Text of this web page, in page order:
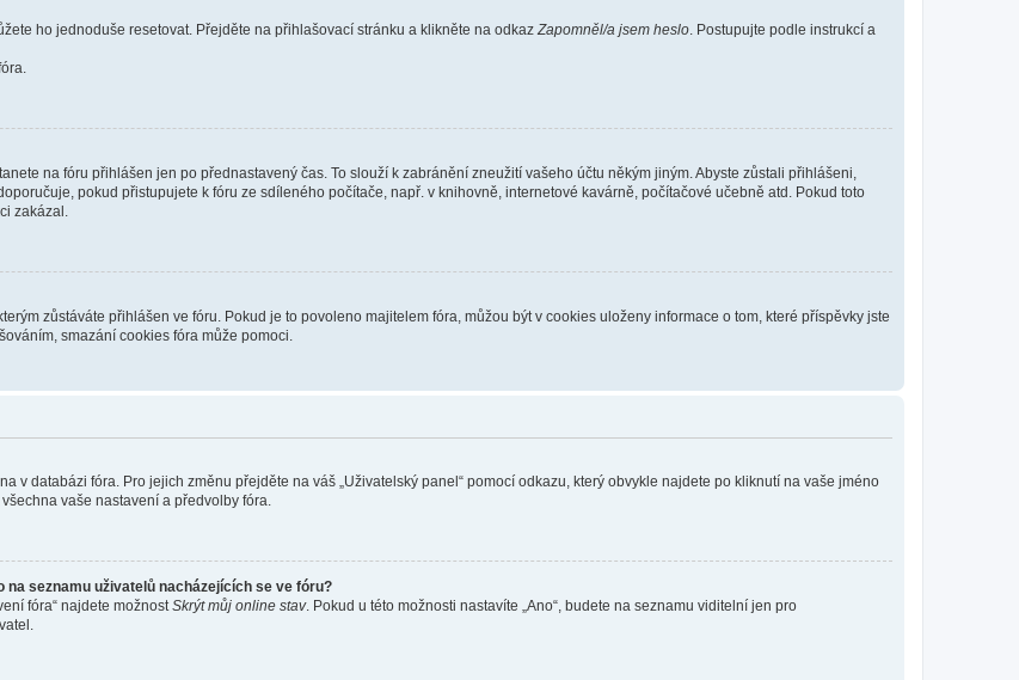
ho jednoduše resetovat. Přejděte na přihlašovací stránku a klikněte na odkaz Zapomněl/a jsem heslo . Postupujte podle instrukcí a
na fóru přihlášen jen po přednastavený čas. To slouží k zabránění zneužití vašeho účtu někým jiným. Abyste zůstali přihlášeni,
pokud přistupujete k fóru ze sdíleného počítače, např. v knihovně, internetové kavárně, počítačové učebně atd. Pokud toto
zakázal.
zůstáváte přihlášen ve fóru. Pokud je to povoleno majitelem fóra, můžou být v cookies uloženy informace o tom, které příspěvky jste
smazání cookies fóra může pomoci.
v databázi fóra. Pro jejich změnu přejděte na váš „Uživatelský panel“ pomocí odkazu, který obvykle najdete po kliknutí na vaše jméno
vaše nastavení a předvolby fóra.
seznamu uživatelů nacházejících se ve fóru?
fóra“ najdete možnost Skrýt můj online stav. Pokud u této možnosti nastavíte „Ano“, budete na seznamu viditelní jen pro